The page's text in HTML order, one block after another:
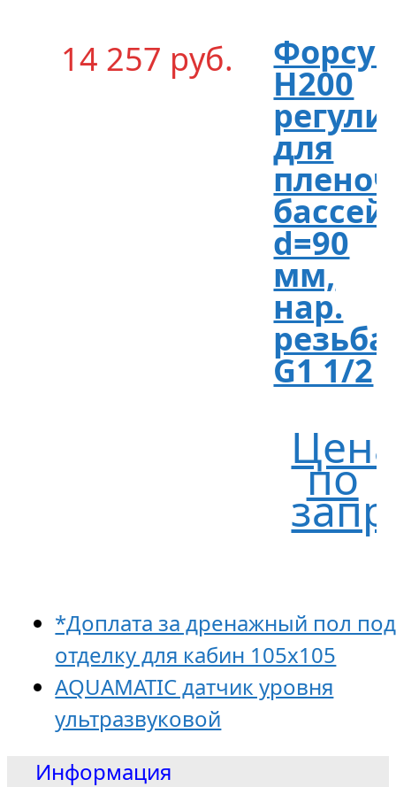
14 257 руб.
Н200
для
d=90
мм,
нар.
резьба
G1 1/2
по
*Доплата за дренажный пол под
отделку для кабин 105х105
AQUAMATIC датчик уровня
ультразвуковой
Информация